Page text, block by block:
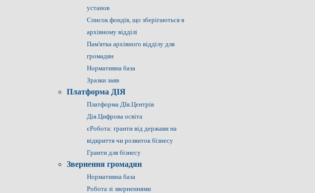
установ
Список фондів, що зберігаються в
архівному відділі
Пам'ятка архівного відділу для
громадян
Нормативна база
Зразки заяв
Платформа ДІЯ
Платформа ДІя.Центрів
Дія.Цифрова освіта
єРобота: гранти від держави на
відкриття чи розвиток бізнесу
Гранти для бізнесу
Звернення громадян
Нормативна база
Робота зі зверненнями